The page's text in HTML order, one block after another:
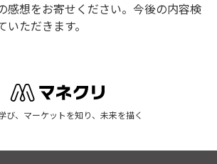
感想をお寄せください。今後の内容検
ただきます。
び、マーケットを知り、未来を描く